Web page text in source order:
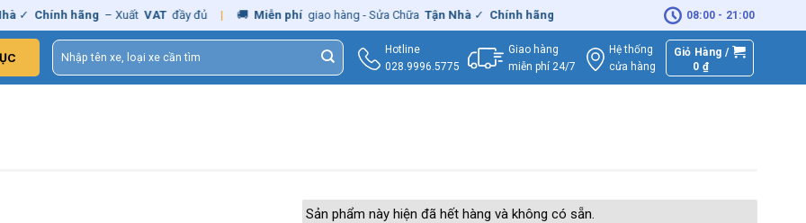
Chính hãng – Xuất VAT đầy đủ | 🚚 Miễn phí giao hàng - Sửa Chữa Tận Nhà ✓ Chính hãng – Xuất 🚚 Miễn phí giao hàng -
08:00 - 21:00
Tìm
kiếm:
Hotline
028.9996.5775
Giao hàng
miễn phí 24/7
Hệ thống
cửa hàng
Giỏ Hàng /
0₫
Sản phẩm này hiện đã hết hàng và không có sẵn.